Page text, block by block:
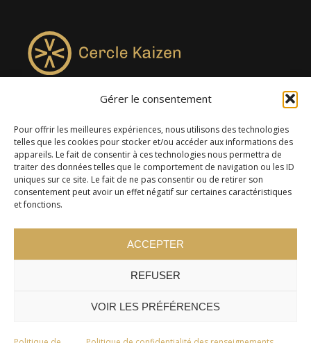
Gérer le consentement
Pour offrir les meilleures expériences, nous utilisons des technologies
telles que les cookies pour stocker et/ou accéder aux informations des
appareils. Le fait de consentir à ces technologies nous permettra de
traiter des données telles que le comportement de navigation ou les ID
uniques sur ce site. Le fait de ne pas consentir ou de retirer son
consentement peut avoir un effet négatif sur certaines caractéristiques
et fonctions.
ACCEPTER
REFUSER
VOIR LES PRÉFÉRENCES
4957, rue Lionel-Groulx, bureau 819, Saint-Augustin-de-
Desmaures QC G3A 0M7
© 2024 Cercle Kaizen. Tous droits réservés -